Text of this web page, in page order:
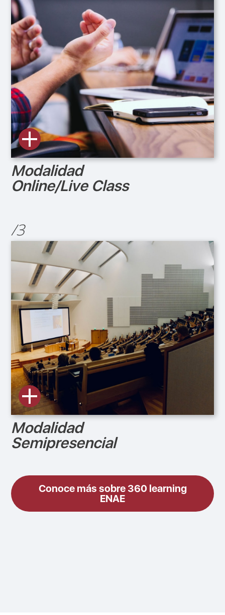
Modalidad
Online/Live Class
/3
Modalidad
Semipresencial
Conoce más sobre 360 learning
ENAE